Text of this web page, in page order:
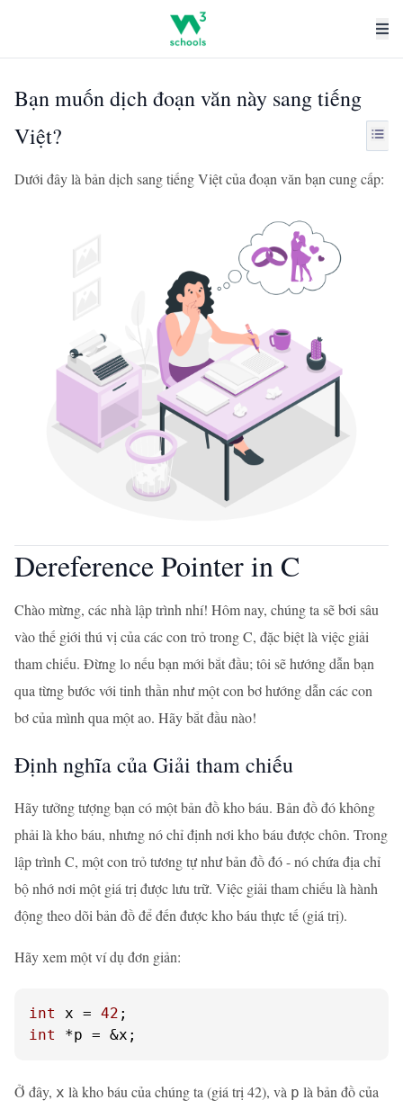
Bạn muốn dịch đoạn văn này sang tiếng
Việt?
Dưới đây là bản dịch sang tiếng Việt của đoạn văn bạn cung cấp:
Dereference Pointer in C
Chào mừng, các nhà lập trình nhí! Hôm nay, chúng ta sẽ bơi sâu
vào thế giới thú vị của các con trỏ trong C, đặc biệt là việc giải
tham chiếu. Đừng lo nếu bạn mới bắt đầu; tôi sẽ hướng dẫn bạn
qua từng bước với tinh thần như một con bơ hướng dẫn các con
bơ của mình qua một ao. Hãy bắt đầu nào!
Định nghĩa của Giải tham chiếu
Hãy tưởng tượng bạn có một bản đồ kho báu. Bản đồ đó không
phải là kho báu, nhưng nó chỉ định nơi kho báu được chôn. Trong
lập trình C, một con trỏ tương tự như bản đồ đó - nó chứa địa chỉ
bộ nhớ nơi một giá trị được lưu trữ. Việc giải tham chiếu là hành
động theo dõi bản đồ để đến được kho báu thực tế (giá trị).
Hãy xem một ví dụ đơn giản:
int x = 42
int
*p = &x;
Ở đây, x là kho báu của chúng ta (giá trị 42), và p là bản đồ của